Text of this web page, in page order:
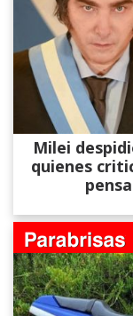
Milei
quienes